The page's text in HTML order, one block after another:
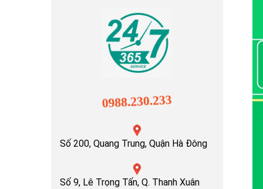
0988.230.233
Số 200, Quang Trung, Quận Hà Đông
Số 9, Lê Trọng Tấn, Q. Thanh Xuân